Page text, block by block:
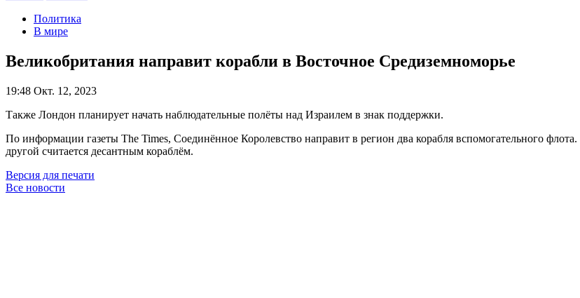
Политика
В мире
Великобритания направит корабли в Восточное Средиземноморье
19:48 Окт. 12, 2023
Также Лондон планирует начать наблюдательные полёты над Израилем в знак поддержки.
По информации газеты The Times, Соединённое Королевство направит в регион два корабля вспомогательного
другой считается десантным кораблём.
Версия для печати
Все новости